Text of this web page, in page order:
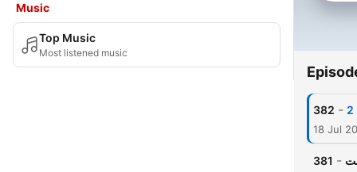
Music
Top Music
Most listened music
382 -
18 Jul
381 -